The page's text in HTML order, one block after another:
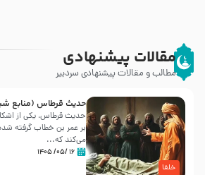
مقالات پیشنهادی
مطالب و مقالات پیشنهادی سردبیر
خلفا
حدیث قرطاس (منابع
حدیث قرطاس، یکی از
بر عمر بن خطاب گرفته
می‌کند که...
۱۶ /۰۵/ ۱۴۰۵